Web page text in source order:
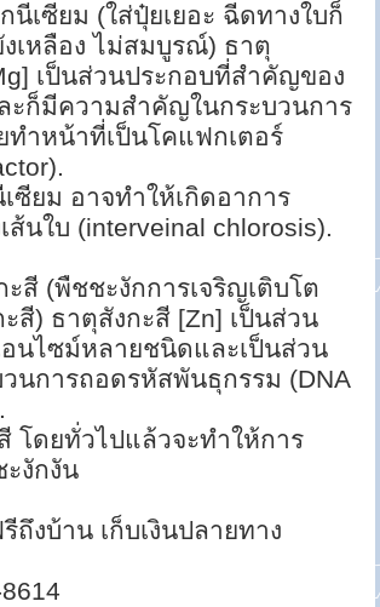
เซียม (ใส่ปุ๋ยเยอะ ฉีดทางใบก็
เหลือง ไม่สมบูรณ์) ธาตุ
เป็นส่วนประกอบที่สำคัญของ
ะก็มีความสำคัญในกระบวนการ
ทำหน้าที่เป็นโคแฟกเตอร์
ซียม อาจทำให้เกิดอาการ
ส้นใบ (interveinal chlorosis).
สี (พืชชะงักการเจริญเติบโต
ะสี) ธาตุสังกะสี [Zn] เป็นส่วน
นไซม์หลายชนิดและเป็นส่วน
นการถอดรหัสพันธุกรรม (DNA
โดยทั่วไปแล้วจะทำให้การ
ะงักงัน
ถึงบ้าน เก็บเงินปลายทาง